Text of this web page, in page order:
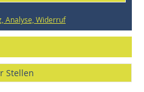
Analyse, Widerruf
Stellen